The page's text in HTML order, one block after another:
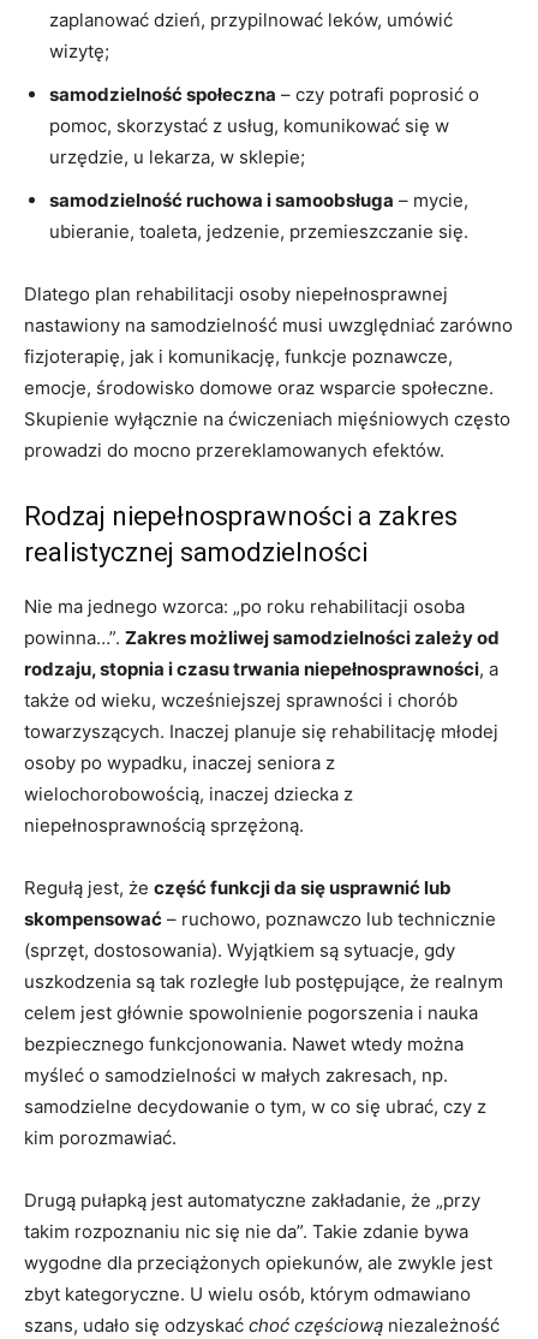
zaplanować dzień, przypilnować leków, umówić
wizytę;
samodzielność społeczna – czy potrafi poprosić o
pomoc, skorzystać z usług, komunikować się w
urzędzie, u lekarza, w sklepie;
samodzielność ruchowa i samoobsługa – mycie,
ubieranie, toaleta, jedzenie, przemieszczanie się.
Dlatego plan rehabilitacji osoby niepełnosprawnej
nastawiony na samodzielność musi uwzględniać zarówno
fizjoterapię, jak i komunikację, funkcje poznawcze,
emocje, środowisko domowe oraz wsparcie społeczne.
Skupienie wyłącznie na ćwiczeniach mięśniowych często
prowadzi do mocno przereklamowanych efektów.
Rodzaj niepełnosprawności a zakres
realistycznej samodzielności
Nie ma jednego wzorca: „po roku rehabilitacji osoba
powinna…”. Zakres możliwej samodzielności zależy od
rodzaju, stopnia i czasu trwania niepełnosprawności, a
także od wieku, wcześniejszej sprawności i chorób
towarzyszących. Inaczej planuje się rehabilitację młodej
osoby po wypadku, inaczej seniora z
wielochorobowością, inaczej dziecka z
niepełnosprawnością sprzężoną.
Regułą jest, że część funkcji da się usprawnić lub
skompensować – ruchowo, poznawczo lub technicznie
(sprzęt, dostosowania). Wyjątkiem są sytuacje, gdy
uszkodzenia są tak rozległe lub postępujące, że realnym
celem jest głównie spowolnienie pogorszenia i nauka
bezpiecznego funkcjonowania. Nawet wtedy można
myśleć o samodzielności w małych zakresach, np.
samodzielne decydowanie o tym, w co się ubrać, czy z
kim porozmawiać.
Drugą pułapką jest automatyczne zakładanie, że „przy
takim rozpoznaniu nic się nie da”. Takie zdanie bywa
wygodne dla przeciążonych opiekunów, ale zwykle jest
zbyt kategoryczne. U wielu osób, którym odmawiano
szans, udało się odzyskać choć częściową niezależność